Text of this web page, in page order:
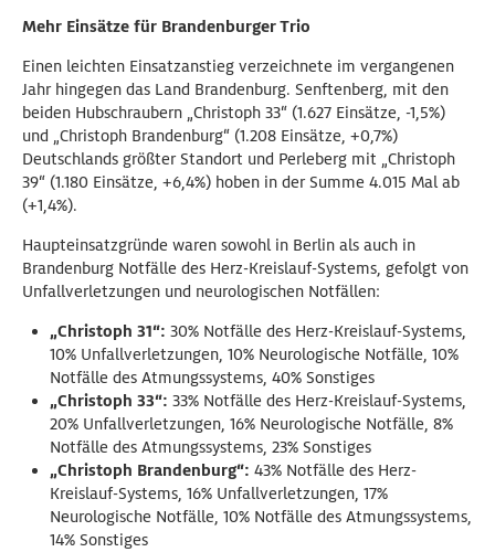
Mehr Einsätze für Brandenburger Trio
Einen leichten Einsatzanstieg verzeichnete im vergangenen
Jahr hingegen das Land Brandenburg. Senftenberg, mit den
beiden Hubschraubern „Christoph 33“ (1.627 Einsätze, -1,5%)
und „Christoph Brandenburg“ (1.208 Einsätze, +0,7%)
Deutschlands größter Standort und Perleberg mit „Christoph
39“ (1.180 Einsätze, +6,4%) hoben in der Summe 4.015 Mal ab
(+1,4%).
Haupteinsatzgründe waren sowohl in Berlin als auch in
Brandenburg Notfälle des Herz-Kreislauf-Systems, gefolgt von
Unfallverletzungen und neurologischen Notfällen:
„Christoph 31“: 30% Notfälle des Herz-Kreislauf-Systems,
10% Unfallverletzungen, 10% Neurologische Notfälle, 10%
Notfälle des Atmungssystems, 40% Sonstiges
„Christoph 33“: 33% Notfälle des Herz-Kreislauf-Systems,
20% Unfallverletzungen, 16% Neurologische Notfälle, 8%
Notfälle des Atmungssystems, 23% Sonstiges
„Christoph Brandenburg“: 43% Notfälle des Herz-
Kreislauf-Systems, 16% Unfallverletzungen, 17%
Neurologische Notfälle, 10% Notfälle des Atmungssystems,
14% Sonstiges